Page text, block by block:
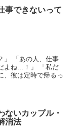
事できないって
」 「あの人、仕事
よね…！」 「私だ
、彼は定時で帰るっ
ないカップル・
消法